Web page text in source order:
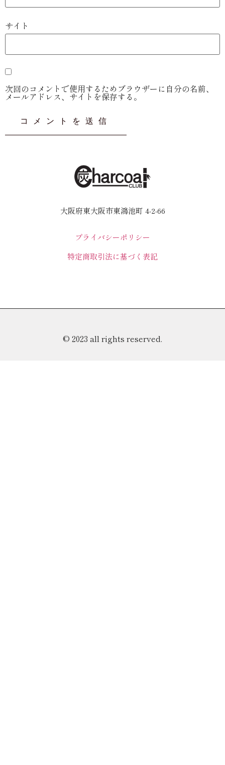
サイト
次回のコメントで使用するためブラウザーに自分の名前、
メールアドレス、サイトを保存する。
大阪府東大阪市東鴻池町 4-2-66
プライバシーポリシー
特定商取引法に基づく表記
© 2023 all rights reserved.